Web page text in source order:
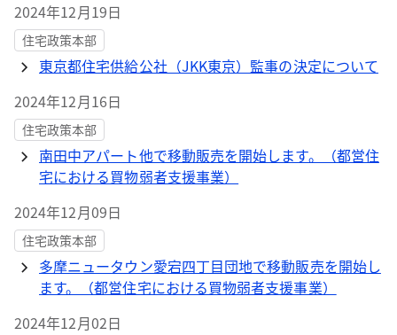
（金））
2024年12月19日
住宅政策本部
東京都住宅供給公社（JKK東京）監事の決定について
2024年12月16日
住宅政策本部
南田中アパート他で移動販売を開始します。（都営住
宅における買物弱者支援事業）
2024年12月09日
住宅政策本部
多摩ニュータウン愛宕四丁目団地で移動販売を開始し
ます。（都営住宅における買物弱者支援事業）
2024年12月02日